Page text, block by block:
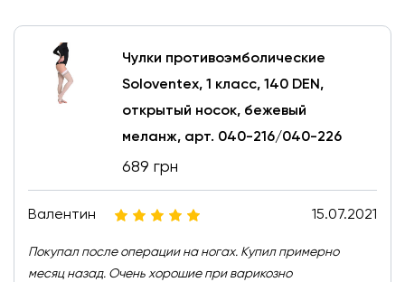
Чулки противоэмболические
Soloventex, 1 класс, 140 DEN,
открытый носок, бежевый
меланж, арт. 040-216/040-226
689 грн
Валентин 15.07.2021
Покупал после операции на ногах. Купил примерно
месяц назад. Очень хорошие при варикозно